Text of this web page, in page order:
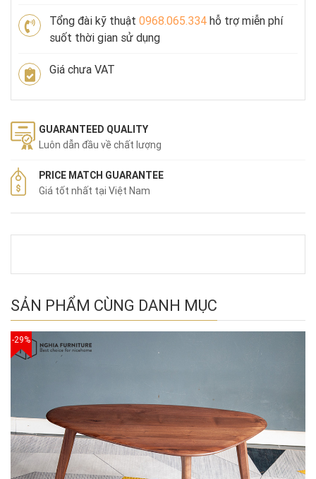
Tổng đài kỹ thuật 0968.065.334 hỗ trợ miễn phí
suốt thời gian sử dụng
Giá chưa VAT
GUARANTEED QUALITY
Luôn dẫn đầu về chất lượng
PRICE MATCH GUARANTEE
Giá tốt nhất tại Việt Nam
SẢN PHẨM CÙNG DANH MỤC
-29%